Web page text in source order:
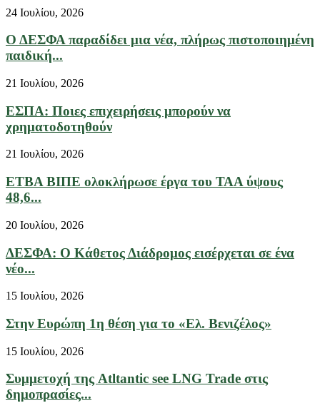
24 Ιουλίου, 2026
Ο ΔΕΣΦΑ παραδίδει μια νέα, πλήρως πιστοποιημένη
παιδική...
21 Ιουλίου, 2026
ΕΣΠΑ: Ποιες επιχειρήσεις μπορούν να
χρηματοδοτηθούν
21 Ιουλίου, 2026
ΕΤΒΑ ΒΙΠΕ ολοκλήρωσε έργα του ΤΑΑ ύψους
48,6...
20 Ιουλίου, 2026
ΔΕΣΦΑ: Ο Κάθετος Διάδρομος εισέρχεται σε ένα
νέο...
15 Ιουλίου, 2026
Στην Ευρώπη 1η θέση για το «Ελ. Βενιζέλος»
15 Ιουλίου, 2026
Συμμετοχή της Atltantic see LNG Trade στις
δημοπρασίες...